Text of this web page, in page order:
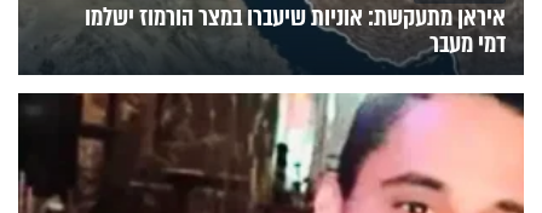
איראן מתעקשת: אוניות שיעברו במצר הורמוז ישלמו
דמי מעבר